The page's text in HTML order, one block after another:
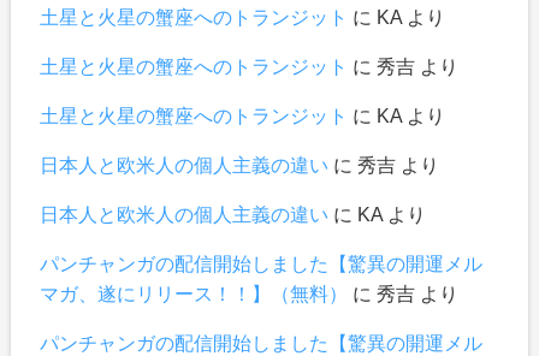
土星と火星の蟹座へのトランジット に KAより
土星と火星の蟹座へのトランジット に 秀吉より
土星と火星の蟹座へのトランジット に KAより
日本人と欧米人の個人主義の違い に 秀吉より
日本人と欧米人の個人主義の違い に KAより
パンチャンガの配信開始しました【驚異の開運メル
マガ、遂にリリース！！】（無料）
に 秀吉より
パンチャンガの配信開始しました【驚異の開運メル